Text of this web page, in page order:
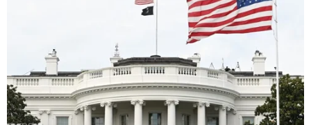
(Nguồn: VietinBank)
Ngân hàng thương mại cổ phần Công Thương
Việt Nam (VietinBank) có nhu cầu tuyển dụng
các vị trí cán bộ trụ sở chính, cụ thể là 1 quay
phim và 2 họa sỹ.